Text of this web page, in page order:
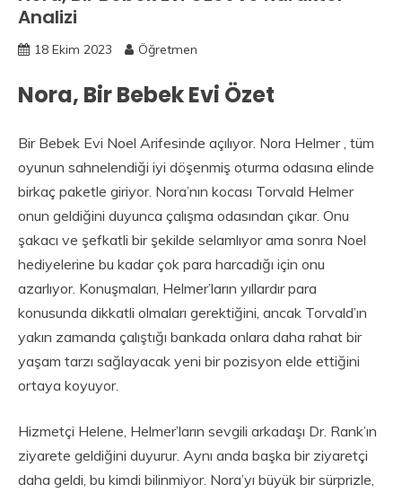
Analizi
18 Ekim 2023 Öğretmen
Nora, Bir Bebek Evi Özet
Bir Bebek Evi Noel Arifesinde açılıyor. Nora Helmer , tüm
oyunun sahnelendiği iyi döşenmiş oturma odasına elinde
birkaç paketle giriyor. Nora’nın kocası Torvald Helmer
onun geldiğini duyunca çalışma odasından çıkar. Onu
şakacı ve şefkatli bir şekilde selamlıyor ama sonra Noel
hediyelerine bu kadar çok para harcadığı için onu
azarlıyor. Konuşmaları, Helmer’ların yıllardır para
konusunda dikkatli olmaları gerektiğini, ancak Torvald’ın
yakın zamanda çalıştığı bankada onlara daha rahat bir
yaşam tarzı sağlayacak yeni bir pozisyon elde ettiğini
ortaya koyuyor.
Hizmetçi Helene, Helmer’ların sevgili arkadaşı Dr. Rank’ın
ziyarete geldiğini duyurur. Aynı anda başka bir ziyaretçi
daha geldi, bu kimdi bilinmiyor. Nora’yı büyük bir sürprizle,